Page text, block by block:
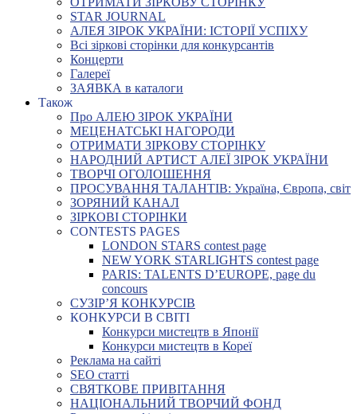
STAR JOURNAL
АЛЕЯ ЗІРОК УКРАЇНИ: ІСТОРІЇ УСПІХУ
Всі зіркові сторінки для конкурсантів
Концерти
Галереї
ЗАЯВКА в каталоги
Також
Про АЛЕЮ ЗІРОК УКРАЇНИ
МЕЦЕНАТСЬКІ НАГОРОДИ
ОТРИМАТИ ЗІРКОВУ СТОРІНКУ
НАРОДНИЙ АРТИСТ АЛЕЇ ЗІРОК УКРАЇНИ
ТВОРЧІ ОГОЛОШЕННЯ
ПРОСУВАННЯ ТАЛАНТІВ: Україна, Європа, світ
ЗОРЯНИЙ КАНАЛ
ЗІРКОВІ СТОРІНКИ
CONTESTS PAGES
LONDON STARS contest page
NEW YORK STARLIGHTS contest page
PARIS: TALENTS D’EUROPE, page du
concours
СУЗІР’Я КОНКУРСІВ
КОНКУРСИ В СВІТІ
Конкурси мистецтв в Японії
Конкурси мистецтв в Кореї
Реклама на сайті
SEO статті
СВЯТКОВЕ ПРИВІТАННЯ
НАЦІОНАЛЬНИЙ ТВОРЧИЙ ФОНД